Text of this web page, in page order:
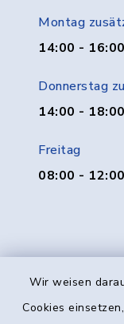
Wir weisen
Cookies
Montag
14:00 -
Donnerstag
14:00 -
Freitag
08:00 -